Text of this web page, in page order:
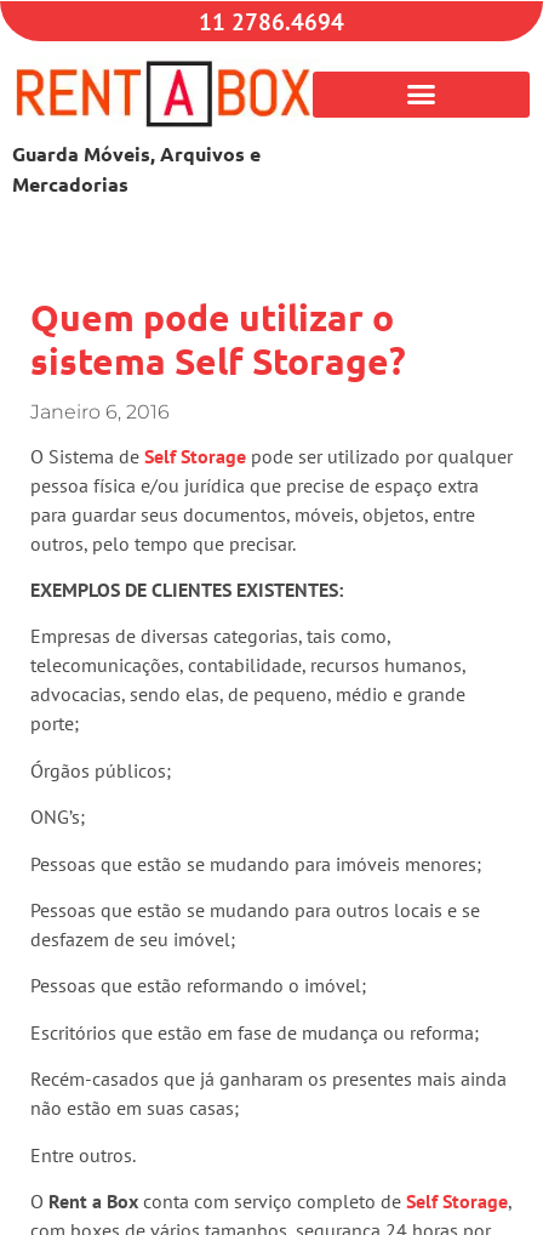
11 2786.4694
Guarda Móveis, Arquivos e
Mercadorias
Quem pode utilizar o
sistema Self Storage?
Janeiro 6, 2016
O Sistema de Self Storage pode ser utilizado por qualquer
pessoa física e/ou jurídica que precise de espaço extra
para guardar seus documentos, móveis, objetos, entre
outros, pelo tempo que precisar.
EXEMPLOS DE CLIENTES EXISTENTES:
Empresas de diversas categorias, tais como,
telecomunicações, contabilidade, recursos humanos,
advocacias, sendo elas, de pequeno, médio e grande
porte;
Órgãos públicos;
ONG’s;
Pessoas que estão se mudando para imóveis menores;
Pessoas que estão se mudando para outros locais e se
desfazem de seu imóvel;
Pessoas que estão reformando o imóvel;
Escritórios que estão em fase de mudança ou reforma;
Recém-casados que já ganharam os presentes mais ainda
não estão em suas casas;
Entre outros.
O Rent a Box conta com serviço completo de Self Storage,
com boxes de vários tamanhos, segurança 24 horas por